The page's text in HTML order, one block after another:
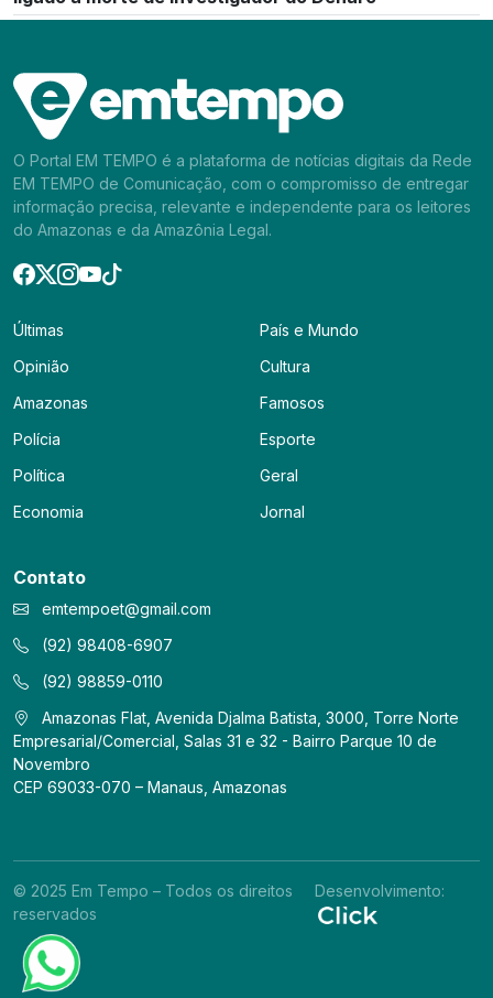
O Portal EM TEMPO é a plataforma de notícias digitais da Rede
EM TEMPO de Comunicação, com o compromisso de entregar
informação precisa, relevante e independente para os leitores
do Amazonas e da Amazônia Legal.
Últimas
Opinião
Amazonas
Polícia
Política
Economia
País e Mundo
Cultura
Famosos
Esporte
Geral
Jornal
Contato
emtempoet@gmail.com
(92) 98408-6907
(92) 98859-0110
Amazonas Flat, Avenida Djalma Batista, 3000, Torre Norte
Empresarial/Comercial, Salas 31 e 32 - Bairro Parque 10 de
Novembro
CEP 69033-070 – Manaus, Amazonas
© 2025 Em Tempo – Todos os direitos
reservados
Desenvolvimento: